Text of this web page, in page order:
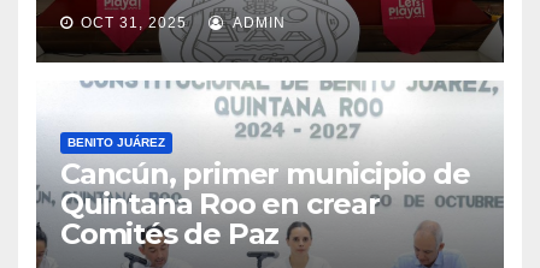
OCT 31, 2025 ADMIN
BENITO JUÁREZ
Cancún, primer municipio de
Quintana Roo en crear
Comités de Paz